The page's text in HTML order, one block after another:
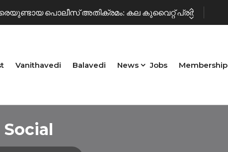
പൊലീസ് അതിക്രമം: കല കുവൈറ്റ് പ്രതിഷേധിച്ചു
Vanithavedi Balavedi News Jobs Membership
Social